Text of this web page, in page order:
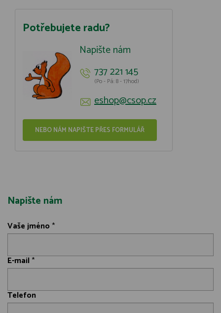
Potřebujete radu?
Napište nám
737 221 145
(Po - Pá: 8 - 17hod)
eshop@csop.cz
NEBO NÁM NAPIŠTE PŘES FORMULÁŘ
Napište nám
Vaše jméno *
E-mail *
Telefon